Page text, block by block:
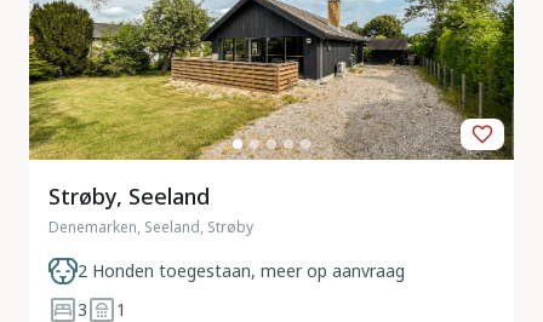
Strøby, Seeland
Denemarken, Seeland, Strøby
2 Honden toegestaan, meer op aanvraag
3
1